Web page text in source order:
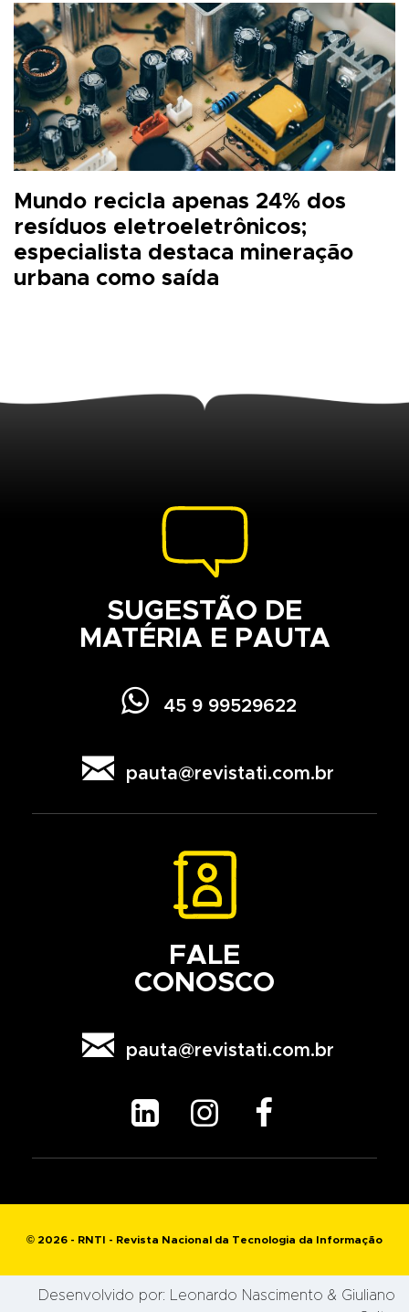
Mundo recicla apenas 24% dos
resíduos eletroeletrônicos;
especialista destaca mineração
urbana como saída
SUGESTÃO DE
MATÉRIA E PAUTA
 45 9 99529622
 pauta@revistati.com.br
FALE
CONOSCO
 pauta@revistati.com.br
  
© 2026 - RNTI - Revista Nacional da Tecnologia da Informação
Desenvolvido por: Leonardo Nascimento & Giuliano